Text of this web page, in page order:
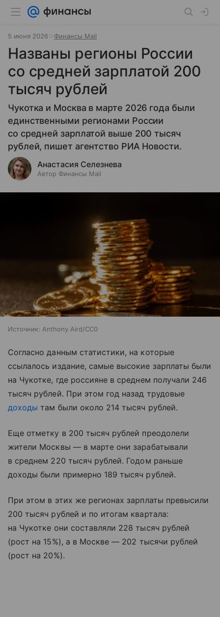
5 июня 2026 Финансы Mail
Названы регионы России
со средней зарплатой 200
тысяч рублей
Чукотка и Москва в марте 2026 года были
единственными регионами России
со средней зарплатой выше 200 тысяч
рублей, пишет агентство РИА Новости.
Анастасия Селезнева
Автор Финансы Mail
Источник: Anthony Aird/CC0
Согласно данным статистики, на которые
ссылалось издание, самые высокие зарплаты были
на Чукотке, где россияне в среднем получали 246
тысяч рублей. При этом год назад трудовые
доходы там были около 214 тысяч рублей.
Еще отметку в 200 тысяч рублей преодолели
жители Москвы — в марте они зарабатывали
в среднем 220 тысяч рублей. Годом раньше
доходы были примерно 189 тысяч рублей.
При этом в этих же регионах зарплаты превысили
200 тысяч рублей и по итогам квартала:
на Чукотке они составляли 228 тысяч рублей
(рост на 15%), а в Москве — 202 тысячи рублей
(рост на 20%).